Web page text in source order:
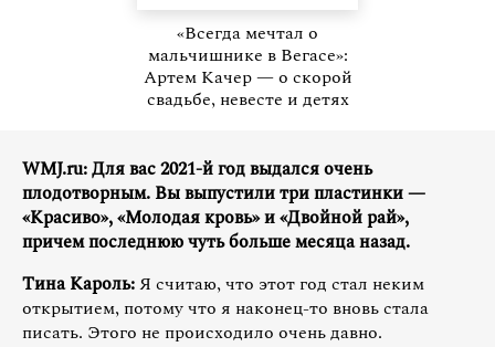
«Всегда мечтал о
мальчишнике в Вегасе»:
Артем Качер — о скорой
свадьбе, невесте и детях
WMJ.ru: Для вас 2021-й год выдался очень
плодотворным. Вы выпустили три пластинки —
«Красиво», «Молодая кровь» и «Двойной рай»,
причем последнюю чуть больше месяца назад.
Тина Кароль:Я считаю, что этот год стал неким
открытием, потому что я наконец-то вновь стала
писать. Этого не происходило очень давно.